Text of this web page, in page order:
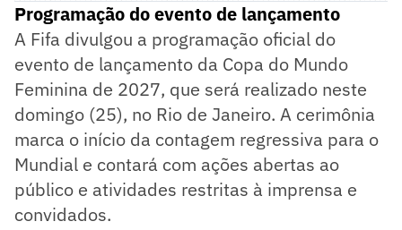
Programação do evento de lançamento
A Fifa divulgou a programação oficial do
evento de lançamento da Copa do Mundo
Feminina de 2027, que será realizado neste
domingo (25), no Rio de Janeiro. A cerimônia
marca o início da contagem regressiva para o
Mundial e contará com ações abertas ao
público e atividades restritas à imprensa e
convidados.